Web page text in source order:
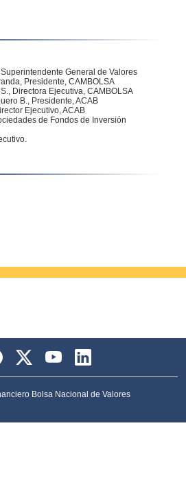
Superintendente General de Valores
Presidente, CAMBOLSA
Directora Ejecutiva, CAMBOLSA
B., Presidente, ACAB
Ejecutivo, ACAB
de Fondos de Inversión
Bolsa Nacional de Valores